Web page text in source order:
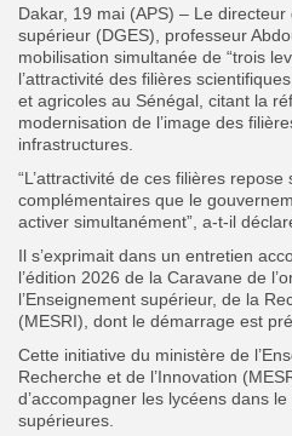
FR
Dakar, 19 mai (APS) – Le directeur
supérieur (DGES), professeur
mobilisation simultanée de “trois
l’attractivité des filières
et agricoles au Sénégal, citant la
modernisation de l’image des
infrastructures.
“L’attractivité de ces filières
complémentaires que le
activer simultanément”, a-t-il
Il s’exprimait dans un entretien
l’édition 2026 de la Caravane de
l’Enseignement supérieur, de la
(MESRI), dont le démarrage est
Cette initiative du ministère de
Recherche et de l’Innovation
d’accompagner les lycéens dans
supérieures.